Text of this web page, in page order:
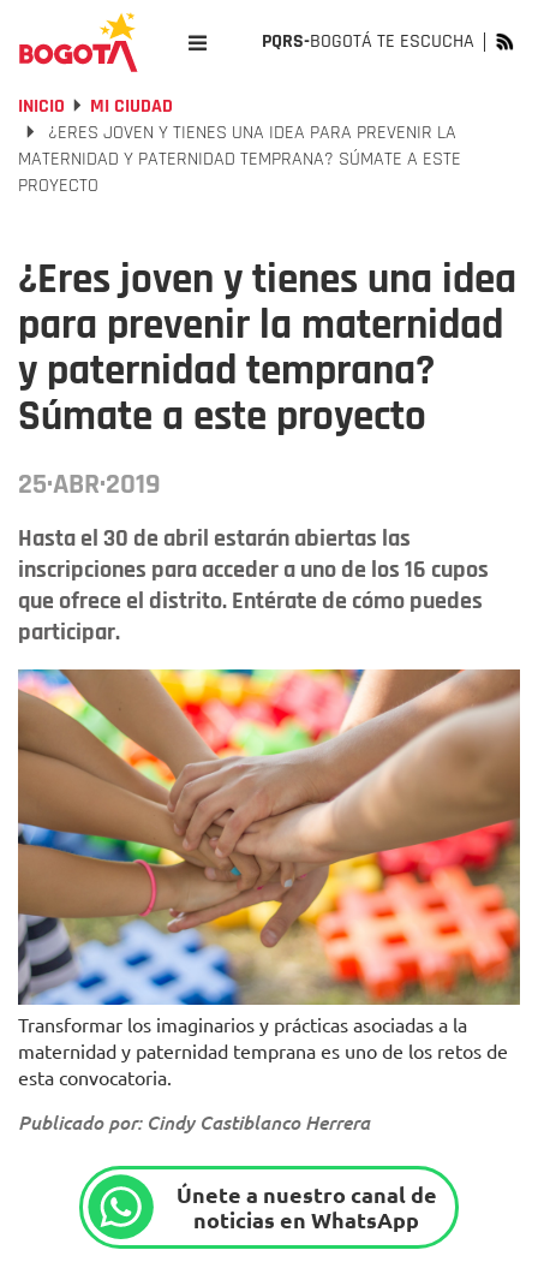
PQRS-BOGOTÁ TE ESCUCHA
INICIO
MI CIUDAD
¿ERES JOVEN Y TIENES UNA IDEA PARA PREVENIR LA
MATERNIDAD Y PATERNIDAD TEMPRANA? SÚMATE A ESTE
PROYECTO
¿Eres joven y tienes una idea
para prevenir la maternidad
y paternidad temprana?
Súmate a este proyecto
25·ABR·2019
Hasta el 30 de abril estarán abiertas las
inscripciones para acceder a uno de los 16 cupos
que ofrece el distrito. Entérate de cómo puedes
participar.
Transformar los imaginarios y prácticas asociadas a la
maternidad y paternidad temprana es uno de los retos de
esta convocatoria.
Publicado por: Cindy Castiblanco Herrera
Únete a nuestro canal de
noticias en WhatsApp